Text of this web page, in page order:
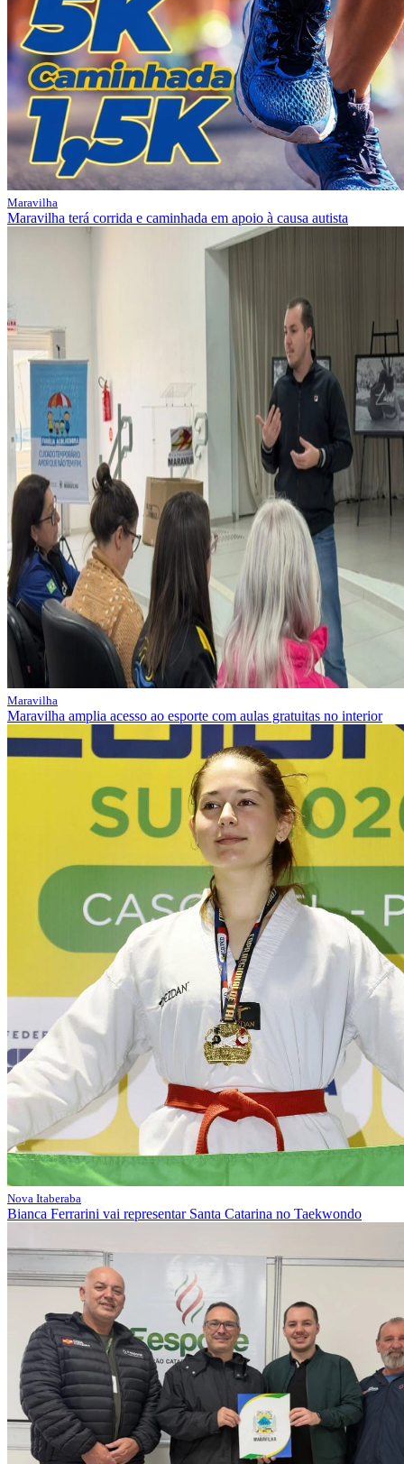
Maravilha
Maravilha terá corrida e caminhada em apoio à causa autista
Maravilha
Maravilha amplia acesso ao esporte com aulas gratuitas no interior
Nova Itaberaba
Bianca Ferrarini vai representar Santa Catarina no Taekwondo